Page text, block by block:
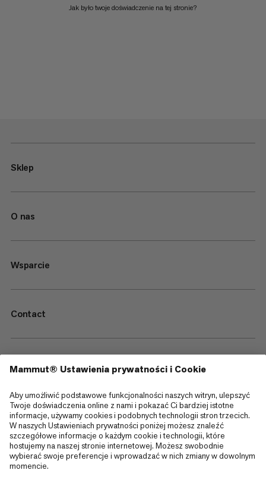
Jak było twoje doświadczenie na tej stronie?
Sklep
O nas
Wsparcie
Contact
—
Sitemap
Cookies